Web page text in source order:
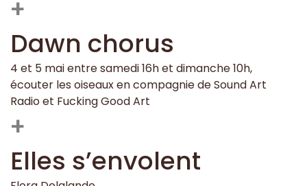
+
Dawn chorus
4 et 5 mai entre samedi 16h et dimanche 10h,
écouter les oiseaux en compagnie de Sound Art
Radio et Fucking Good Art
+
Elles s’envolent